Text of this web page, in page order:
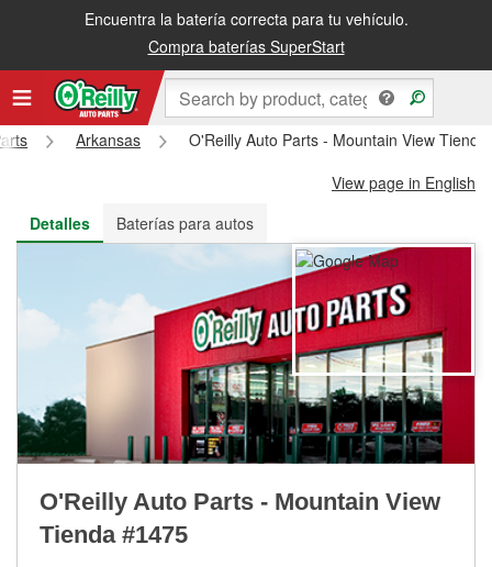
Encuentra la batería correcta para tu vehículo.
Compra baterías SuperStart
Recibe tu orden gratis al día siguiente o recógela en la tienda
Arkansas
O'Reilly Auto Parts - Mountain View
View page in English
Detalles
Baterías para autos
O'Reilly Auto Parts - Mountain View
Tienda #1475